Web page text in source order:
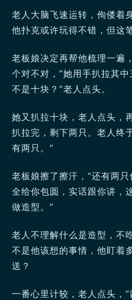
老人大脑飞速运转，佝偻着
他扑克或许玩得不错，但这
老板娘决定再帮他梳理一遍
个对不对，”她用手扒拉其
不是十块？”老人点头。
她又扒拉十块，老人点头，
扒拉完，剩下两只。老人终
有两只。”
老板娘擦了擦汗，“还有两
全给你包圆，实话跟你讲，
做造型。”
老人不理解什么是造型，不
不是他该想的事情，他盯着
送？
一番心里计较，老人点头，